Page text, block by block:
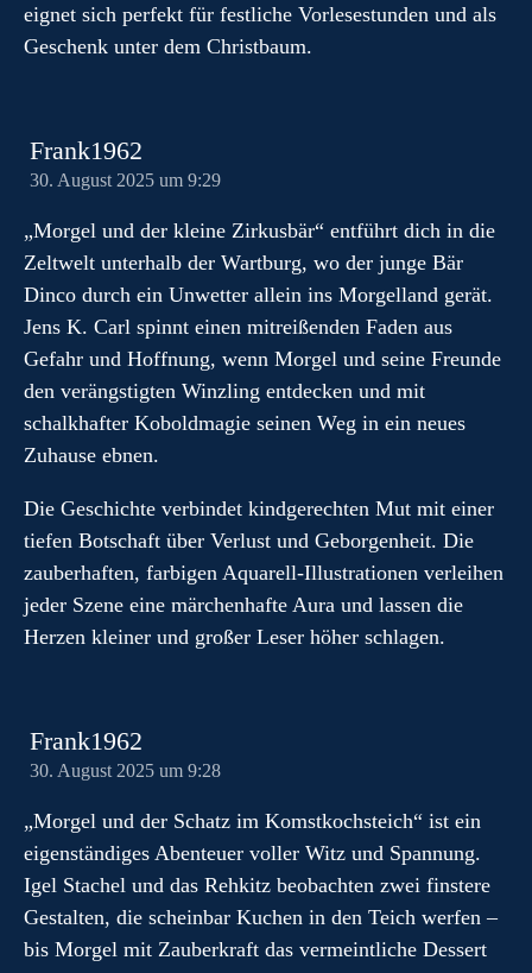
eignet sich perfekt für festliche Vorlesestunden und als
Geschenk unter dem Christbaum.
Frank1962
30. August 2025 um 9:29
„Morgel und der kleine Zirkusbär“ entführt dich in die
Zeltwelt unterhalb der Wartburg, wo der junge Bär
Dinco durch ein Unwetter allein ins Morgelland gerät.
Jens K. Carl spinnt einen mitreißenden Faden aus
Gefahr und Hoffnung, wenn Morgel und seine Freunde
den verängstigten Winzling entdecken und mit
schalkhafter Koboldmagie seinen Weg in ein neues
Zuhause ebnen.
Die Geschichte verbindet kindgerechten Mut mit einer
tiefen Botschaft über Verlust und Geborgenheit. Die
zauberhaften, farbigen Aquarell-Illustrationen verleihen
jeder Szene eine märchenhafte Aura und lassen die
Herzen kleiner und großer Leser höher schlagen.
Frank1962
30. August 2025 um 9:28
„Morgel und der Schatz im Komstkochsteich“ ist ein
eigenständiges Abenteuer voller Witz und Spannung.
Igel Stachel und das Rehkitz beobachten zwei finstere
Gestalten, die scheinbar Kuchen in den Teich werfen –
bis Morgel mit Zauberkraft das vermeintliche Dessert